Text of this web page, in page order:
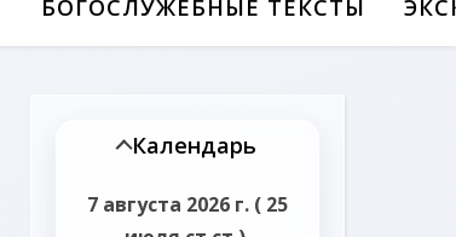
БОГОСЛУЖЕБНЫЕ ТЕКСТЫ
Календарь
7 августа 2026 г. ( 25